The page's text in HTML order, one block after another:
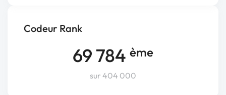
Codeur Rank
69 784 ème
sur 404 000